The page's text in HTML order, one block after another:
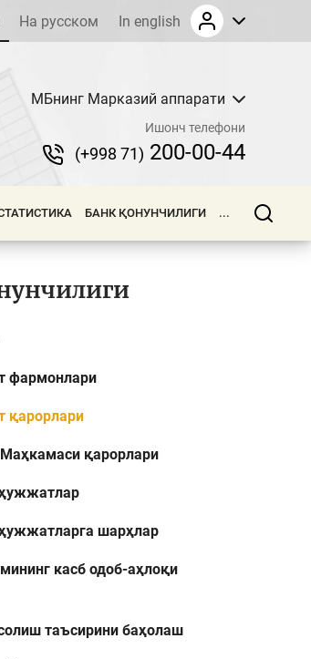
На русском In english
МБнинг Марказий аппарати
Ишонч телефони
(+998 71) 200-00-44
БАНК ҚОНУНЧИЛИГИ ...
фармонлари
қарорлари
қарорлари
шарҳлар
касб одоб-аҳлоқи
таъсирини баҳолаш